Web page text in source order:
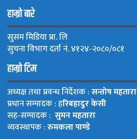
हाम्रो बारे
सुसम मिडिया प्रा. लि
सुचना विभाग दर्ता नं. ४१२४-२०८०/०८१
हाम्रो टिम
अध्यक्ष तथा प्रवन्ध निर्देशक :सन्तोष महतारा
प्रधान सम्पादक : हरिबहादुर केसी
सह-सम्पादक : सुमन महतारा
व्यवस्थापक :रुमकला पाण्डे